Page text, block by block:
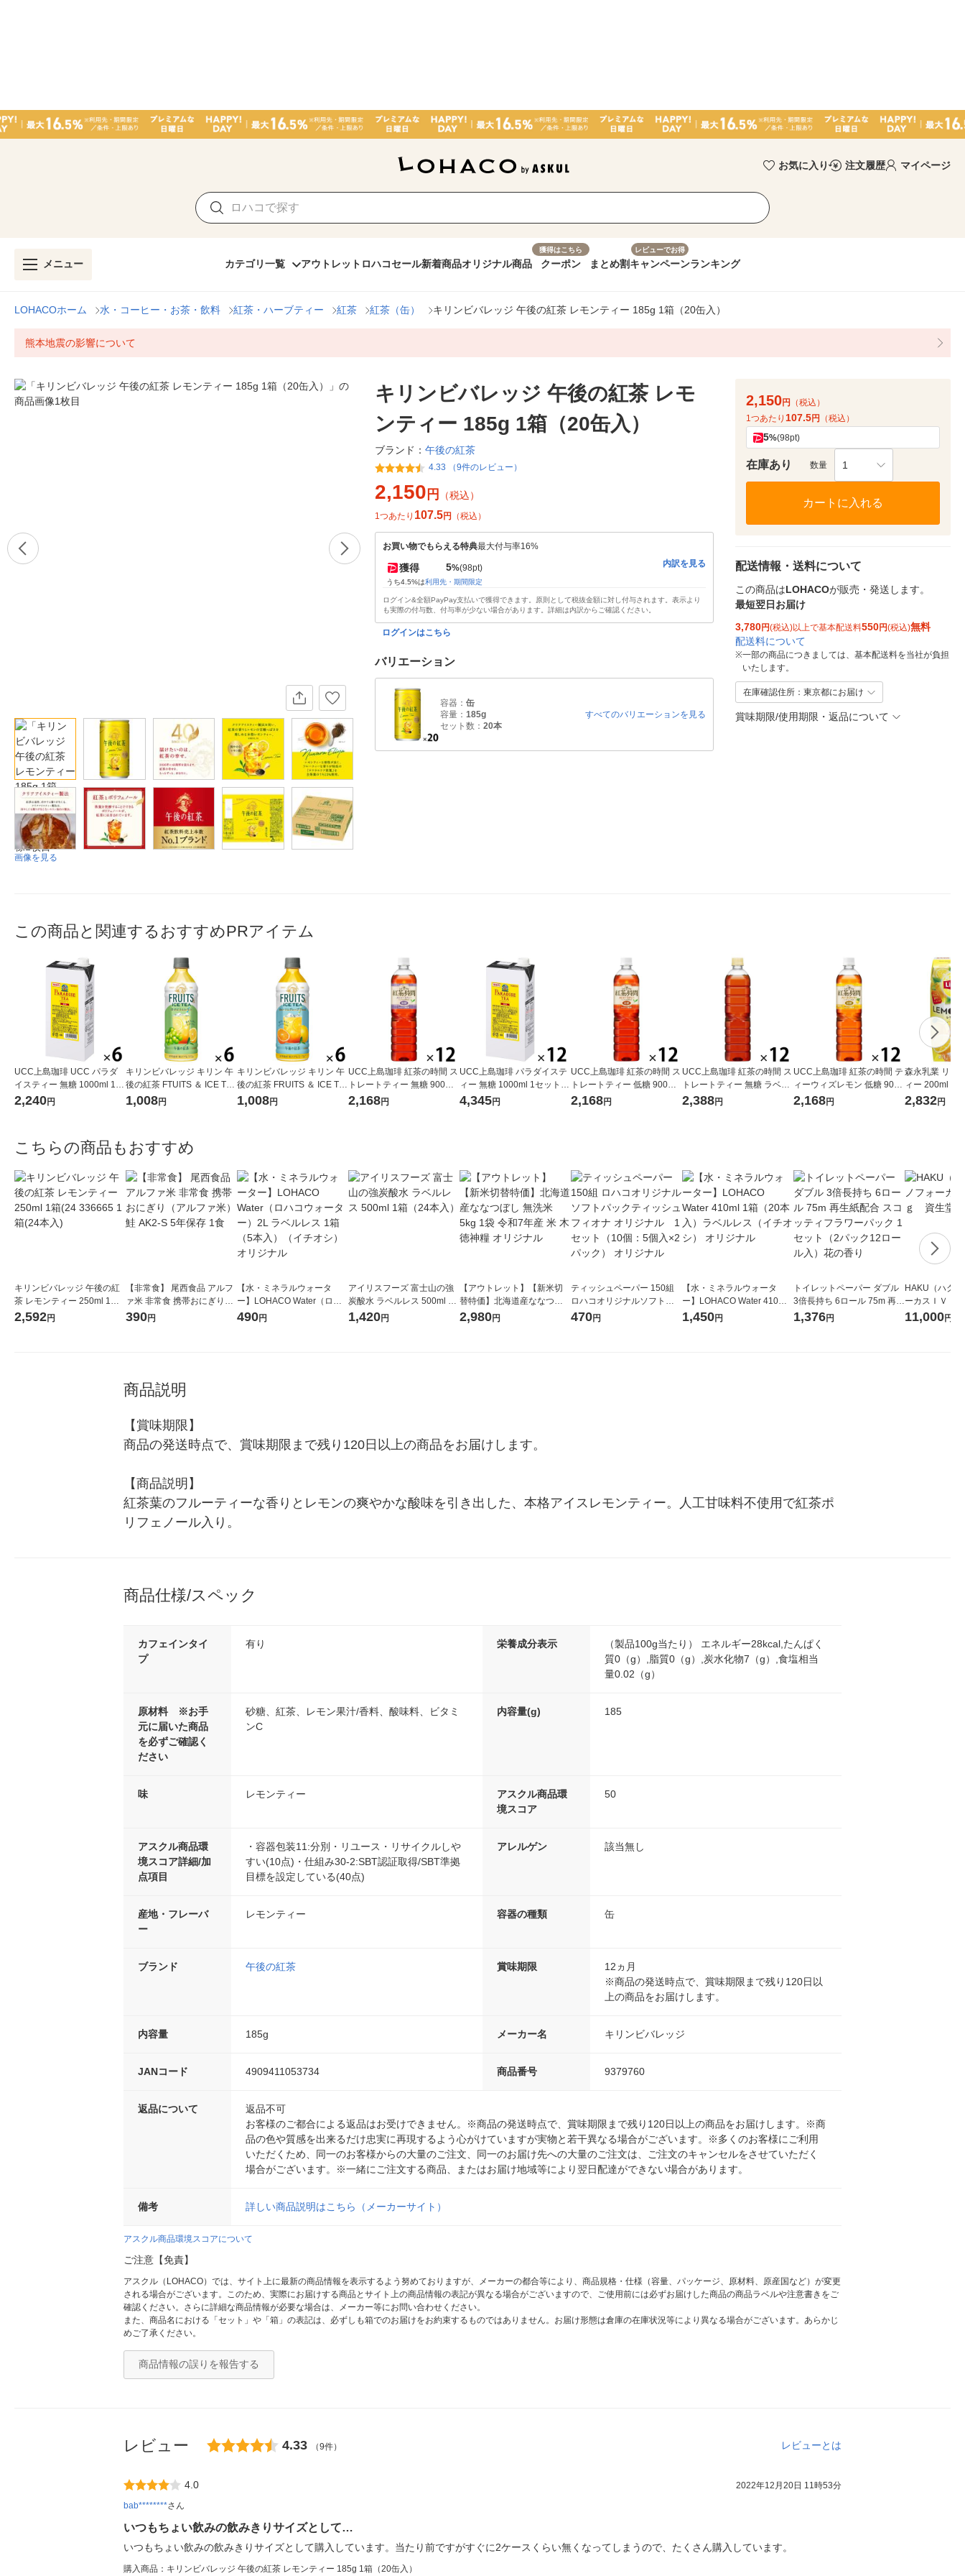
お気に入り 注文履歴 マイページ
メニュー カテゴリ一覧 アウトレット ロハコセール新着商品オリジナル商品
獲得はこちら
クーポン まとめ割
レビューでお得
キャンペーンランキング
LOHACOホーム 水・コーヒー・お茶・飲料 紅茶・ハーブティー 紅茶 紅茶（缶） キリンビバレッジ 午後の紅茶 レモンティー 185g 1箱（20缶入）
熊本地震の影響について
画像を見る
キリンビバレッジ 午後の紅茶 レモ
ンティー 185g 1箱（20缶入）
ブランド： 午後の紅茶
4.33 （9件のレビュー）
2,150 円 （税込）
1つあたり 107.5円 （税込）
お買い物でもらえる特典最大付与率16%
獲得 5%(98pt)
うち4.5%は利用先・期間限定
内訳を見る
ログイン&全額PayPay支払いで獲得できます。原則として税抜金額に対し付与されます。表示より
も実際の付与数、付与率が少ない場合があります。詳細は内訳からご確認ください。
ログインはこちら
バリエーション
容器： 缶
容量： 185g
セット数： 20本
すべてのバリエーションを見る
2,150円
（税込）
1つあたり 107.5円 （税込）
5%(98pt)
在庫あり 数量 1
カートに入れる
配送情報・送料について
この商品はLOHACOが販売・発送します。
最短翌日お届け
3,780円(税込)以上で基本配送料550円(税込)無料
配送料について
※一部の商品につきましては、基本配送料を当社が負担
いたします。
在庫確認住所：東京都にお届け
賞味期限/使用期限・返品について
この商品と関連するおすすめPRアイテム
UCC上島珈琲 UCC パラダ
イスティー 無糖 1000ml 1箱
（6本入）
2,240円
キリンビバレッジ キリン 午
後の紅茶 FTUITS ＆ ICE TEA
（フルーツ＆アイスティ
ー） 白ぶどうとレモン 500
1,008円
キリンビバレッジ キリン 午
後の紅茶 FRUITS ＆ ICE TE
A （フルーツ＆アイスティ
ー） オレンジとグレープフ
1,008円
UCC上島珈琲 紅茶の時間 ス
トレートティー 無糖 900ml
1箱（12本入）
2,168円
UCC上島珈琲 パラダイステ
ィー 無糖 1000ml 1セット
（12本）
4,345円
UCC上島珈琲 紅茶の時間 ス
トレートティー 低糖 900ml
1箱（12本入）
2,168円
UCC上島珈琲 紅茶の時間 ス
トレートティー 無糖 ラベル
レスボトル 900ml 1箱（12
本入）
2,388円
UCC上島珈琲 紅茶の時間 テ
ィーウィズレモン 低糖 900
ml 1箱（12本入）
2,168円
森永乳業 リプ
ィー 200ml 1
紅茶飲料 紙
2,832円
こちらの商品もおすすめ
キリンビバレッジ 午後の紅
茶 レモンティー 250ml 1箱
(24 336665 1箱(24本入)
2,592円
【非常食】 尾西食品 アルフ
ァ米 非常食 携帯おにぎり
（アルファ米） 鮭 AK2-S 5
390円
【水・ミネラルウォータ
ー】LOHACO Water（ロハ
コウォーター）2L ラベルレ
490円
アイリスフーズ 富士山の強
炭酸水 ラベルレス 500ml 1
箱（24本入）
1,420円
【アウトレット】【新米切
替特価】北海道産ななつぼ
し 無洗米 5kg 1袋 令和7年産
米 木徳神糧 オリジナル
2,980円
ティッシュペーパー 150組
ロハコオリジナルソフトパ
ックティッシュ フィオナ オ
470円
【水・ミネラルウォータ
ー】LOHACO Water 410ml
1箱（20本入）ラベルレス
（イチオシ） オリジナル
1,450円
トイレットペーパー ダブル
3倍長持ち 6ロール 75m 再生
紙配合 スコッティフラワー
パック 1セット（2パック12
1,376円
HAKU（ハク
ーカスＩＶ
堂 おまけ付き
11,000円
商品説明
【賞味期限】
商品の発送時点で、賞味期限まで残り120日以上の商品をお届けします。
【商品説明】
紅茶葉のフルーティーな香りとレモンの爽やかな酸味を引き出した、本格アイスレモンティー。人工甘味料不使用で紅茶ポ
リフェノール入り。
商品仕様/スペック
カフェインタイ
プ
有り 栄養成分表示
（製品100g当たり） エネルギー28kcal,たんぱく
質0（g）,脂質0（g）,炭水化物7（g）,食塩相当
量0.02（g）
原材料 ※お手
元に届いた商品
を必ずご確認く
ださい
砂糖、紅茶、レモン果汁/香料、酸味料、ビタミ
ンC
内容量(g) 185
味 レモンティー
アスクル商品環
境スコア
50
アスクル商品環
境スコア詳細/加
点項目
・容器包装11:分別・リユース・リサイクルしや
すい(10点)・仕組み30-2:SBT認証取得/SBT準拠
目標を設定している(40点)
アレルゲン 該当無し
産地・フレーバ
ー
レモンティー 容器の種類 缶
ブランド 午後の紅茶 賞味期限
12ヵ月
※商品の発送時点で、賞味期限まで残り120日以
上の商品をお届けします。
内容量 185g メーカー名 キリンビバレッジ
JANコード 4909411053734 商品番号 9379760
返品について
返品不可
お客様のご都合による返品はお受けできません。※商品の発送時点で、賞味期限まで残り120日以上の商品をお届けします。※商
品の色や質感を出来るだけ忠実に再現するよう心がけていますが実物と若干異なる場合がございます。※多くのお客様にご利用
いただくため、同一のお客様からの大量のご注文、同一のお届け先への大量のご注文は、ご注文のキャンセルをさせていただく
場合がございます。※一緒にご注文する商品、またはお届け地域等により翌日配達ができない場合があります。
備考 詳しい商品説明はこちら（メーカーサイト）
アスクル商品環境スコアについて
ご注意【免責】
アスクル（LOHACO）では、サイト上に最新の商品情報を表示するよう努めておりますが、メーカーの都合等により、商品規格・仕様（容量、パッケージ、原材料、原産国など）が変更
される場合がございます。このため、実際にお届けする商品とサイト上の商品情報の表記が異なる場合がございますので、ご使用前には必ずお届けした商品の商品ラベルや注意書きをご
確認ください。さらに詳細な商品情報が必要な場合は、メーカー等にお問い合わせください。
また、商品名における「セット」や「箱」の表記は、必ずしも箱でのお届けをお約束するものではありません。お届け形態は倉庫の在庫状況等により異なる場合がございます。あらかじ
めご了承ください。
商品情報の誤りを報告する
レビュー 4.33 （9件） レビューとは
4.0
2022年12月20日 11時53分
bab********さん
いつもちょい飲みの飲みきりサイズとして…
いつもちょい飲みの飲みきりサイズとして購入しています。当たり前ですがすぐに2ケースくらい無くなってしまうので、たくさん購入しています。
購入商品：キリンビバレッジ 午後の紅茶 レモンティー 185g 1箱（20缶入）